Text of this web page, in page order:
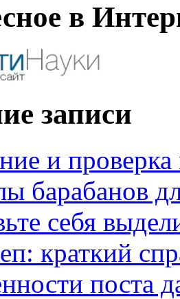
в
записи
и
барабанов
себя
краткий
поста